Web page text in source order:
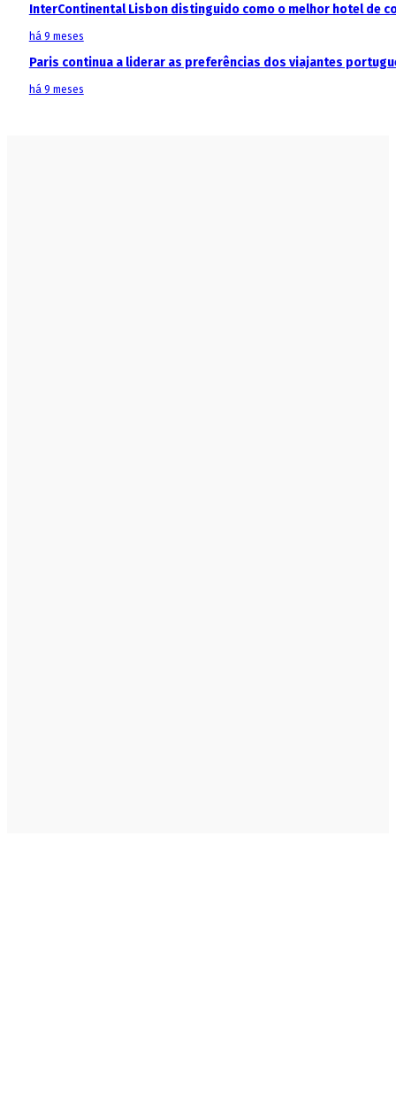
InterContinental Lisbon distinguido como o melhor hotel de
há 9 meses
Paris continua a liderar as preferências dos viajantes
há 9 meses